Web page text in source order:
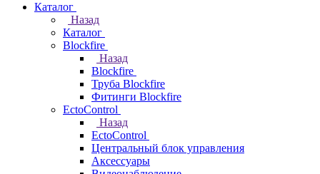
Каталог
Назад
Каталог
Blockfire
Назад
Blockfire
Труба Blockfire
Фитинги Blockfire
EctoControl
Назад
EctoControl
Центральный блок управления
Аксессуары